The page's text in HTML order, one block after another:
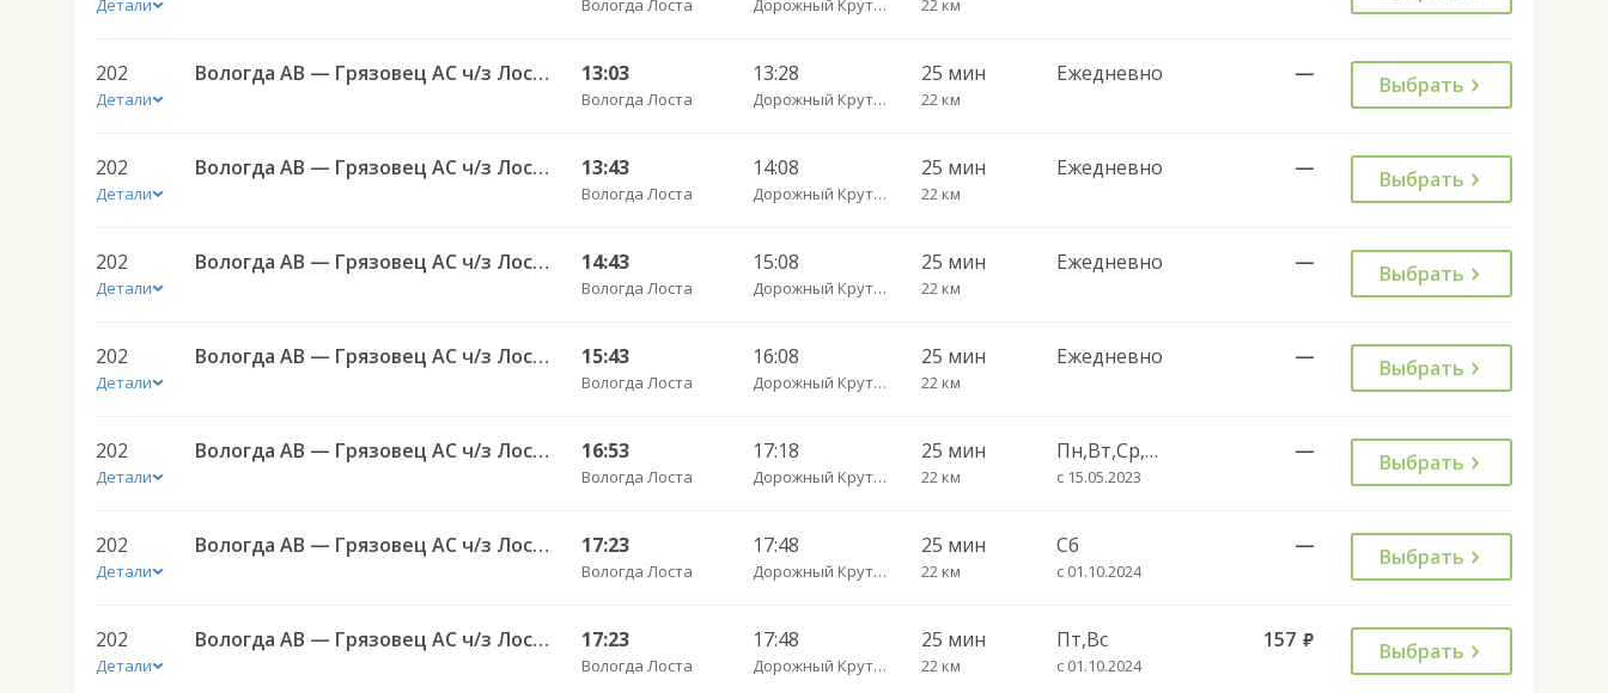
Детали Вологда Лоста Дорожный Крутец д. 22 км
202
Детали
Вологда АВ — Грязовец АС ч/з Лоста 202 13:03
Вологда Лоста
13:28
Дорожный Крутец д.
25 мин
22 км
Ежедневно — Выбрать
202
Детали
Вологда АВ — Грязовец АС ч/з Лоста 202 13:43
Вологда Лоста
14:08
Дорожный Крутец д.
25 мин
22 км
Ежедневно — Выбрать
202
Детали
Вологда АВ — Грязовец АС ч/з Лоста 202 14:43
Вологда Лоста
15:08
Дорожный Крутец д.
25 мин
22 км
Ежедневно — Выбрать
202
Детали
Вологда АВ — Грязовец АС ч/з Лоста 202 15:43
Вологда Лоста
16:08
Дорожный Крутец д.
25 мин
22 км
Ежедневно — Выбрать
202
Детали
Вологда АВ — Грязовец АС ч/з Лоста 202 16:53
Вологда Лоста
17:18
Дорожный Крутец д.
25 мин
22 км
Пн,Вт,Ср,Чт,Пт,Вс
с 15.05.2023
— Выбрать
202
Детали
Вологда АВ — Грязовец АС ч/з Лоста 202 17:23
Вологда Лоста
17:48
Дорожный Крутец д.
25 мин
22 км
Сб
с 01.10.2024
— Выбрать
202
Детали
Вологда АВ — Грязовец АС ч/з Лоста 202 17:23
Вологда Лоста
17:48
Дорожный Крутец д.
25 мин
22 км
Пт,Вс
с 01.10.2024
157 руб. Выбрать